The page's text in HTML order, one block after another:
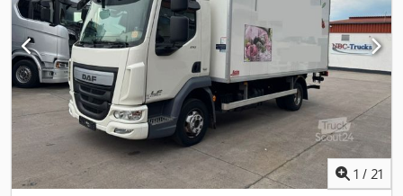
1 / 21